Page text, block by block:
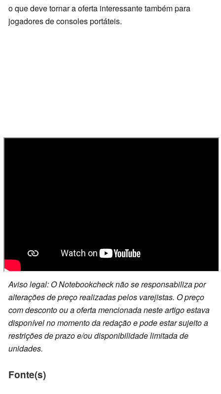
o que deve tornar a oferta interessante também para
jogadores de consoles portáteis.
Aviso legal: O Notebookcheck não se responsabiliza por
alterações de preço realizadas pelos varejistas. O preço
com desconto ou a oferta mencionada neste artigo estava
disponível no momento da redação e pode estar sujeito a
restrições de prazo e/ou disponibilidade limitada de
unidades.
Fonte(s)